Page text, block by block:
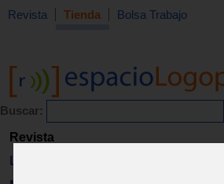
Revista Tienda Bolsa Trabajo
Buscar:
Revista
Libros